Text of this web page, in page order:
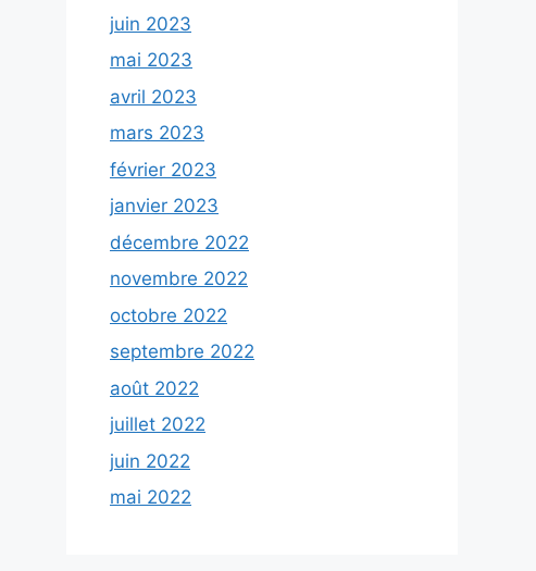
juin 2023
mai 2023
avril 2023
mars 2023
février 2023
janvier 2023
décembre 2022
novembre 2022
octobre 2022
septembre 2022
août 2022
juillet 2022
juin 2022
mai 2022